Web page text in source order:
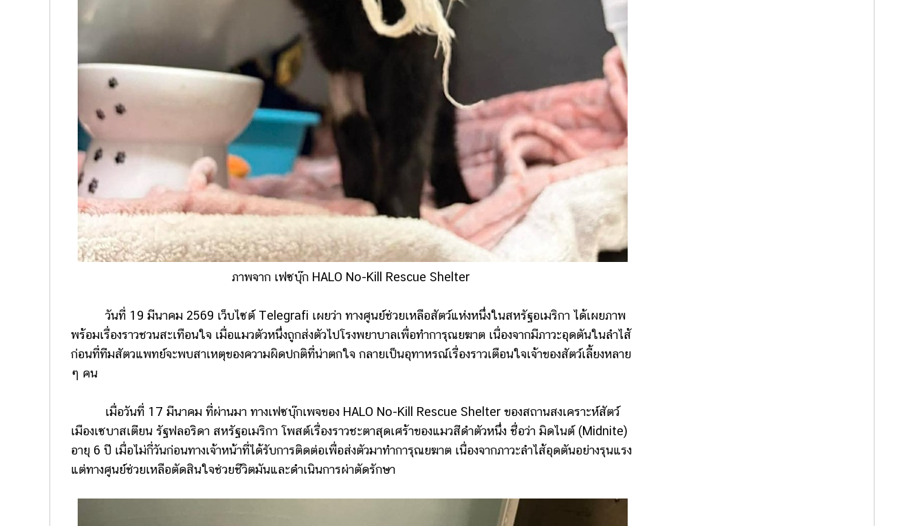
ภาพจาก เฟซบุ๊ก HALO No-Kill Rescue Shelter
วันที่ 19 มีนาคม 2569 เว็บไซต์ Telegrafi เผยว่า ทางศูนย์ช่วยเหลือสัตว์แห่งหนึ่งในสหรัฐอเมริกา ได้เผยภาพ
พร้อมเรื่องราวชวนสะเทือนใจ เมื่อแมวตัวหนึ่งถูกส่งตัวไปโรงพยาบาลเพื่อทำการุณยฆาต เนื่องจากมีภาวะอุดตันในลำไส้
ก่อนที่ทีมสัตวแพทย์จะพบสาเหตุของความผิดปกติที่น่าตกใจ กลายเป็นอุทาหรณ์เรื่องราวเตือนใจเจ้าของสัตว์เลี้ยงหลาย
ๆ คน
เมื่อวันที่ 17 มีนาคม ที่ผ่านมา ทางเฟซบุ๊กเพจของ HALO No-Kill Rescue Shelter ของสถานสงเคราะห์สัตว์
เมืองเซบาสเตียน รัฐฟลอริดา สหรัฐอเมริกา โพสต์เรื่องราวชะตาสุดเศร้าของแมวสีดำตัวหนึ่ง ชื่อว่า มิดไนต์ (Midnite)
อายุ 6 ปี เมื่อไม่กี่วันก่อนทางเจ้าหน้าที่ได้รับการติดต่อเพื่อส่งตัวมาทำการุณยฆาต เนื่องจากภาวะลำไส้อุดตันอย่างรุนแรง
แต่ทางศูนย์ช่วยเหลือตัดสินใจช่วยชีวิตมันและดำเนินการผ่าตัดรักษา